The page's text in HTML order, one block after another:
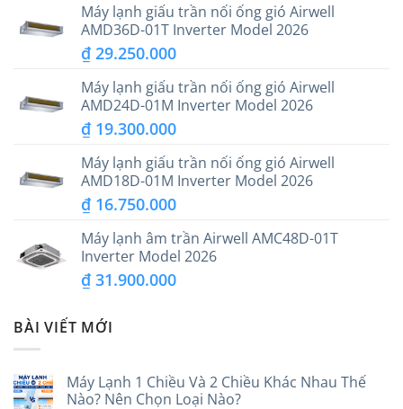
Máy lạnh giấu trần nối ống gió Airwell
AMD36D-01T Inverter Model 2026
₫ 29.250.000
Máy lạnh giấu trần nối ống gió Airwell
AMD24D-01M Inverter Model 2026
₫ 19.300.000
Máy lạnh giấu trần nối ống gió Airwell
AMD18D-01M Inverter Model 2026
₫ 16.750.000
Máy lạnh âm trần Airwell AMC48D-01T
Inverter Model 2026
₫ 31.900.000
BÀI VIẾT MỚI
Máy Lạnh 1 Chiều Và 2 Chiều Khác Nhau Thế
Nào? Nên Chọn Loại Nào?